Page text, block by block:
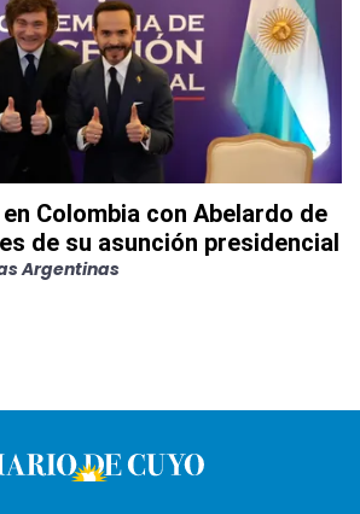
Colombia con Abelardo de
de su asunción presidencial
Argentinas